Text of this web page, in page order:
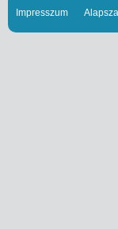
Impresszum